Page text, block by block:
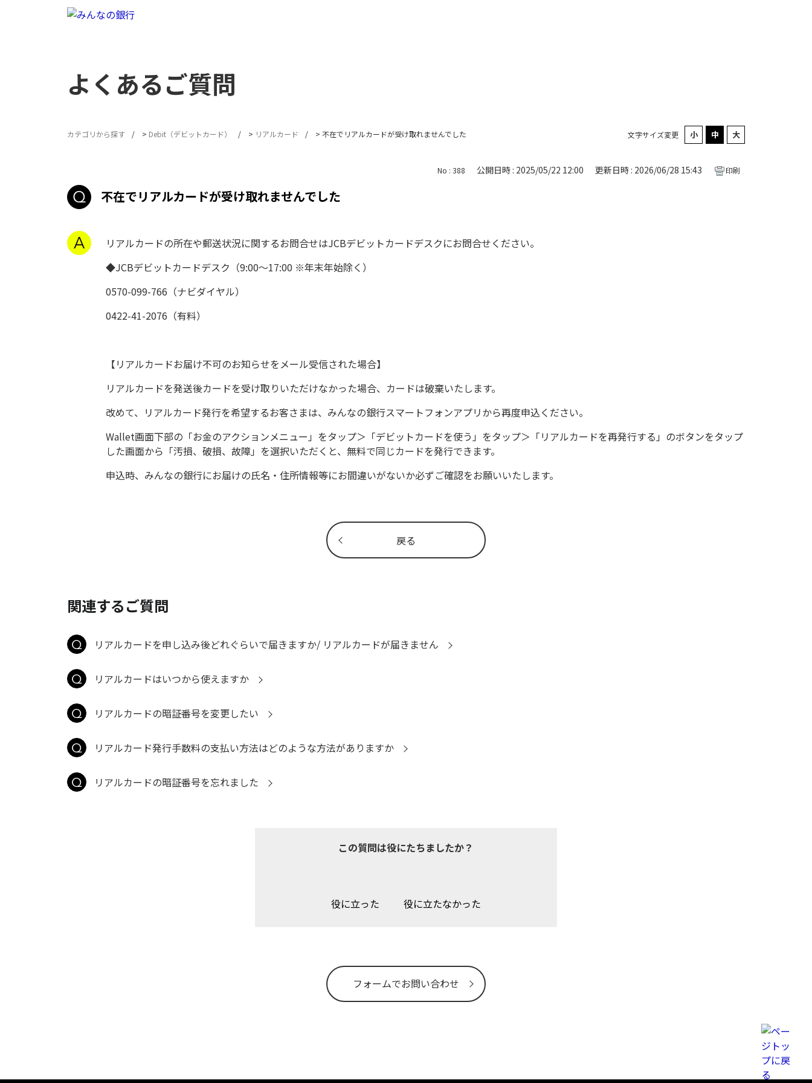
よくあるご質問
文字サイズ変更
カテゴリから探す > Debit（デビットカード） > リアルカード > 不在でリアルカードが受け取れませんでした
戻る
No : 388 公開日時 : 2025/05/22 12:00 更新日時 : 2026/06/28 15:43 印刷
不在でリアルカードが受け取れませんでした
リアルカードの所在や郵送状況に関するお問合せはJCBデビットカードデスクにお問合せください。
◆JCBデビットカードデスク（9:00～17:00 ※年末年始除く）
0570-099-766（ナビダイヤル）
0422-41-2076（有料）
【リアルカードお届け不可のお知らせをメール受信された場合】
リアルカードを発送後カードを受け取りいただけなかった場合、カードは破棄いたします。
改めて、リアルカード発行を希望するお客さまは、みんなの銀行スマートフォンアプリから再度申込ください。
Wallet画面下部の「お金のアクションメニュー」をタップ＞「デビットカードを使う」をタップ＞「リアルカードを再発行する」のボタンをタップ
した画面から「汚損、破損、故障」を選択いただくと、無料で同じカードを発行できます。
申込時、みんなの銀行にお届けの氏名・住所情報等にお間違いがないか必ずご確認をお願いいたします。
関連するご質問
リアルカードを申し込み後どれぐらいで届きますか/ リアルカードが届きません
リアルカードはいつから使えますか
リアルカードの暗証番号を変更したい
リアルカード発行手数料の支払い方法はどのような方法がありますか
リアルカードの暗証番号を忘れました
この質問は役にたちましたか？
役に立った 役に立たなかった
フォームでお問い合わせ